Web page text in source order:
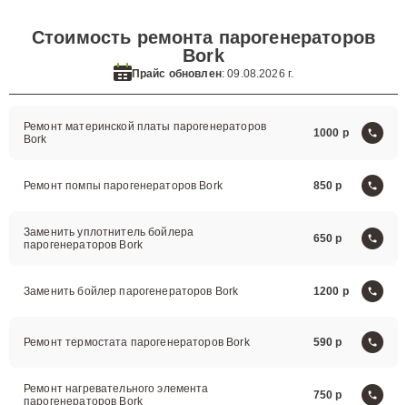
Стоимость ремонта парогенераторов
Bork
Прайс обновлен: 09.08.2026 г.
Ремонт материнской платы парогенераторов
Bork
1000
Ремонт помпы парогенераторов Bork 850
Заменить уплотнитель бойлера
парогенераторов Bork
650
Заменить бойлер парогенераторов Bork 1200
Ремонт термостата парогенераторов Bork 590
Ремонт нагревательного элемента
парогенераторов Bork
750